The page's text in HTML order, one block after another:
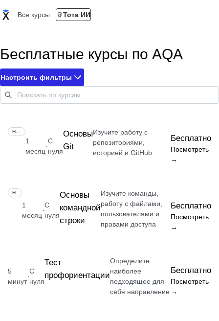
Все курсы Тота ИИ
Бесплатные курсы по AQA
Настроить фильтры
1
месяц
·
С
нуля
Основы
Git
Изучите работу с
репозиториями,
историей и GitHub
Бесплатно
Посмотреть
→
1
месяц
·
С
нуля
Основы
командной
строки
Изучите команды,
работу с файлами,
пользователями и
правами доступа
Бесплатно
Посмотреть
→
5
минут
·
С
нуля
Тест
профориентации
Определите
наиболее
подходящее для
себя направление
Бесплатно
Посмотреть
→